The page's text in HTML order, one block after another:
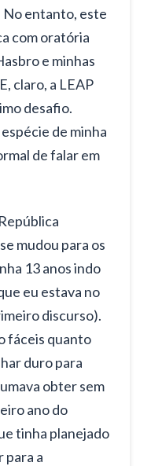
No entanto, este
com oratória
e minhas
claro, a LEAP
desafio.
de minha
de falar em
mudou para os
13 anos indo
eu estava no
discurso).
fáceis quanto
duro para
obter sem
ano do
tinha planejado
para a